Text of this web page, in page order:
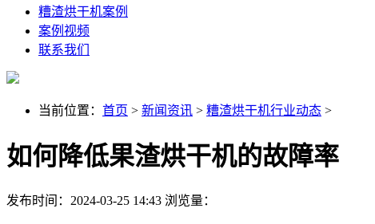
糟渣烘干机案例
案例视频
联系我们
当前位置： 首页 > 新闻资讯 > 糟渣烘干机行业动态 >
如何降低果渣烘干机的故障率
发布时间：2024-03-25 14:43 浏览量：